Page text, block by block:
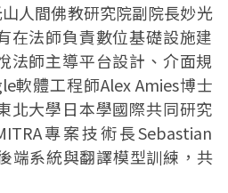
人間佛教研究院副院長妙光
在法師負責數位基礎設施建
法師主導平台設計、介面規
軟體工程師Alex Amies博士
北大學日本學國際共同研究
專案技術長Sebastian
端系統與翻譯模型訓練，共